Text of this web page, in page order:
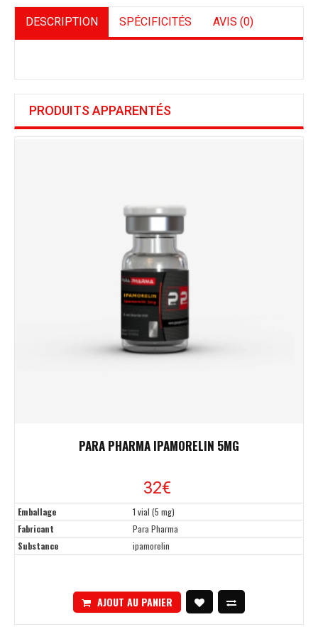
DESCRIPTION SPÉCIFICITÉS AVIS (0)
PRODUITS APPARENTÉS
PARA PHARMA IPAMORELIN 5MG
32€
Emballage
1 vial (5 mg)
Fabricant
Para Pharma
Substance
ipamorelin
AJOUT AU PANIER